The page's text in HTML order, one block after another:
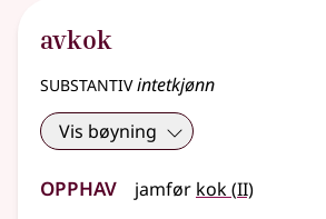
avkok
substantivintetkjønn
Vis bøyning
Opphav jamfør kok(2
II)